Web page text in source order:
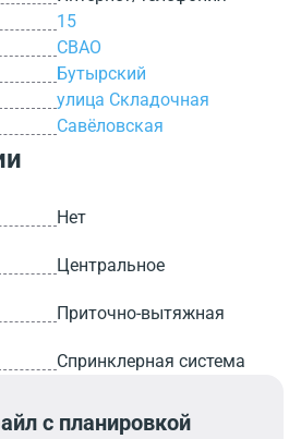
15
СВАО
Бутырский
улица Складочная
Савёловская
Нет
Центральное
Приточно-вытяжная
Спринклерная система
с планировкой